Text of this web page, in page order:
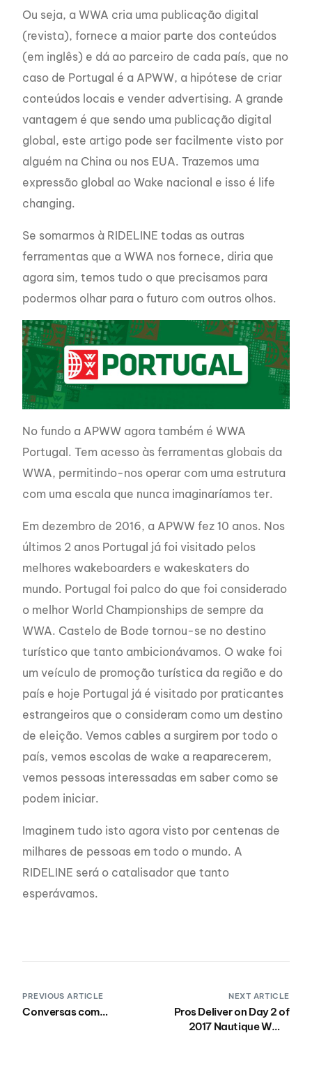
Ou seja, a WWA cria uma publicação digital
(revista), fornece a maior parte dos conteúdos
(em inglês) e dá ao parceiro de cada país, que no
caso de Portugal é a APWW, a hipótese de criar
conteúdos locais e vender advertising. A grande
vantagem é que sendo uma publicação digital
global, este artigo pode ser facilmente visto por
alguém na China ou nos EUA. Trazemos uma
expressão global ao Wake nacional e isso é life
changing.
Se somarmos à RIDELINE todas as outras
ferramentas que a WWA nos fornece, diria que
agora sim, temos tudo o que precisamos para
podermos olhar para o futuro com outros olhos.
No fundo a APWW agora também é WWA
Portugal. Tem acesso às ferramentas globais da
WWA, permitindo-nos operar com uma estrutura
com uma escala que nunca imaginaríamos ter.
Em dezembro de 2016, a APWW fez 10 anos. Nos
últimos 2 anos Portugal já foi visitado pelos
melhores wakeboarders e wakeskaters do
mundo. Portugal foi palco do que foi considerado
o melhor World Championships de sempre da
WWA. Castelo de Bode tornou-se no destino
turístico que tanto ambicionávamos. O wake foi
um veículo de promoção turística da região e do
país e hoje Portugal já é visitado por praticantes
estrangeiros que o consideram como um destino
de eleição. Vemos cables a surgirem por todo o
país, vemos escolas de wake a reaparecerem,
vemos pessoas interessadas em saber como se
podem iniciar.
Imaginem tudo isto agora visto por centenas de
milhares de pessoas em todo o mundo. A
RIDELINE será o catalisador que tanto
esperávamos.
PREVIOUS ARTICLE
Conversas com…
NEXT ARTICLE
Pros Deliver on Day 2 of
2017 Nautique WWA